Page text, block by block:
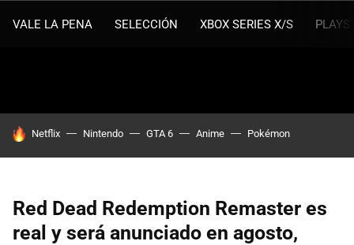
VALE LA PENA SELECCIÓN XBOX SERIES X/S
HOY SE HABLA DE
Netflix Nintendo GTA 6 Anime Pokémon
Red Dead Redemption Remaster es
real y será anunciado en agosto,